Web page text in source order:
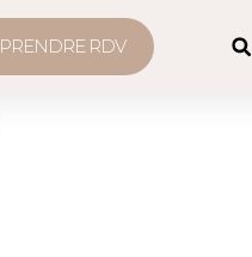
PRENDRE RDV